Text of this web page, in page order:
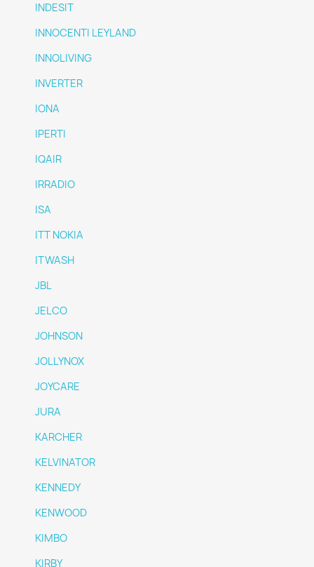
INDESIT
INNOCENTI LEYLAND
INNOLIVING
INVERTER
IONA
IPERTI
IQAIR
IRRADIO
ISA
ITT NOKIA
ITWASH
JBL
JELCO
JOHNSON
JOLLYNOX
JOYCARE
JURA
KARCHER
KELVINATOR
KENNEDY
KENWOOD
KIMBO
KIRBY